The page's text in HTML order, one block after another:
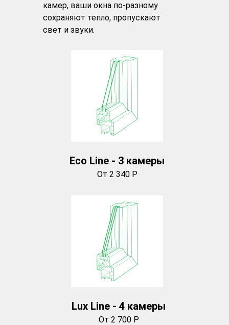
От 2 340 Р
Eco Line - 3 камеры
От 2 700 Р
Lux Line - 4 камеры
камер, ваши окна по-разному
сохраняют тепло, пропускают
свет и звуки.